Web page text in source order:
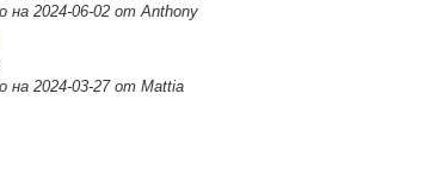
на 2024-06-02 от Anthony
на 2024-03-27 от Mattia